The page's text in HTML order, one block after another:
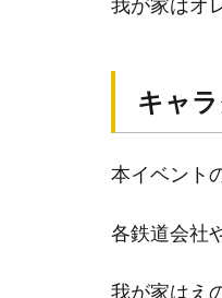
我が家はオ
キャ
本イベント
各鉄道会社
我が家はえ